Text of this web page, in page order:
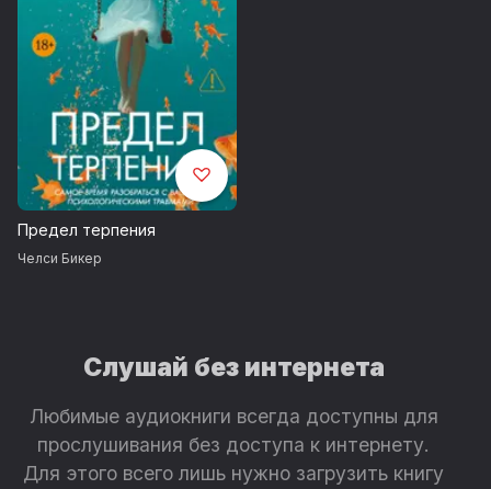
Предел терпения
Челси Бикер
Слушай без интернета
Любимые аудиокниги всегда доступны для
прослушивания без доступа к интернету.
Для этого всего лишь нужно загрузить книгу